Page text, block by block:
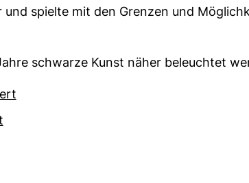
spielte mit den Grenzen und
schwarze Kunst näher beleuchtet